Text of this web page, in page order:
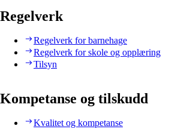
Regelverk
Regelverk for barnehage
Regelverk for skole og opplæring
Tilsyn
Kompetanse og tilskudd
Kvalitet og kompetanse